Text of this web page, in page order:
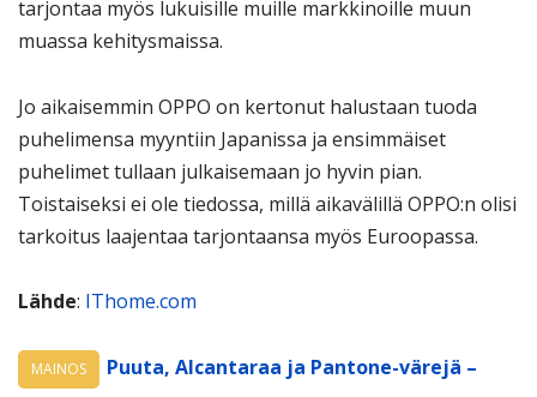
tarjontaa myös lukuisille muille markkinoille muun
muassa kehitysmaissa.
Jo aikaisemmin OPPO on kertonut halustaan tuoda
puhelimensa myyntiin Japanissa ja ensimmäiset
puhelimet tullaan julkaisemaan jo hyvin pian.
Toistaiseksi ei ole tiedossa, millä aikavälillä OPPO:n olisi
tarkoitus laajentaa tarjontaansa myös Euroopassa.
Lähde: IThome.com
MAINOS
Puuta, Alcantaraa ja Pantone-värejä –